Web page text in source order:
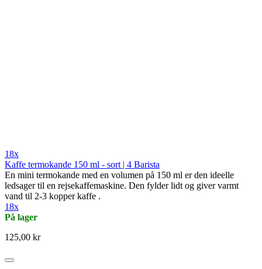
18x
Kaffe termokande 150 ml - sort | 4 Barista
En mini termokande med en volumen på 150 ml er den ideelle
ledsager til en rejsekaffemaskine. Den fylder lidt og giver varmt
vand til 2-3 kopper kaffe .
18x
På lager
125,00 kr